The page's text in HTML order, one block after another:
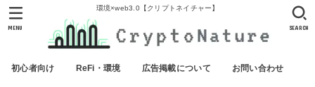
環境×web3.0【クリプトネイチャー】
初心者向け ReFi・環境 広告掲載について お問い合わせ
SEARCH
MENU